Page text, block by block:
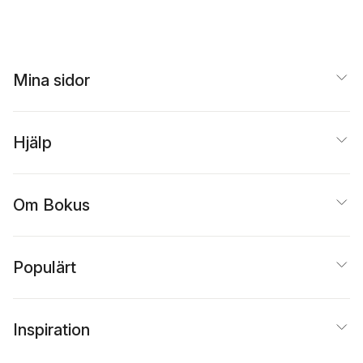
Mina sidor
Hjälp
Om Bokus
Populärt
Inspiration